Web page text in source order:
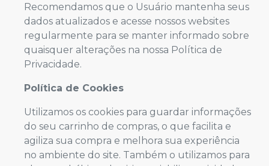
Recomendamos que o Usuário mantenha seus
dados atualizados e acesse nossos websites
regularmente para se manter informado sobre
quaisquer alterações na nossa Política de
Privacidade.
Política de Cookies
Utilizamos os cookies para guardar informações
do seu carrinho de compras, o que facilita e
agiliza sua compra e melhora sua experiência
no ambiente do site. Também o utilizamos para